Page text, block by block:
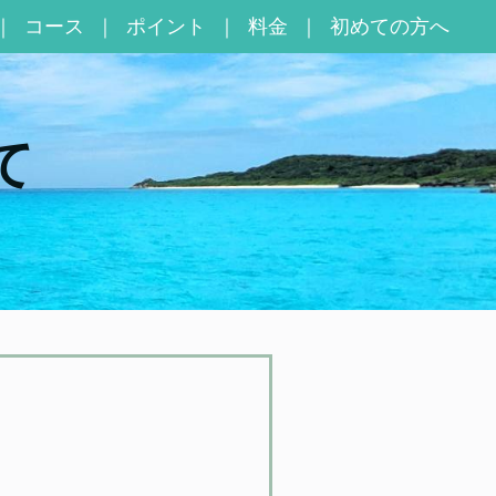
コース ポイント 料金 初めての方へ